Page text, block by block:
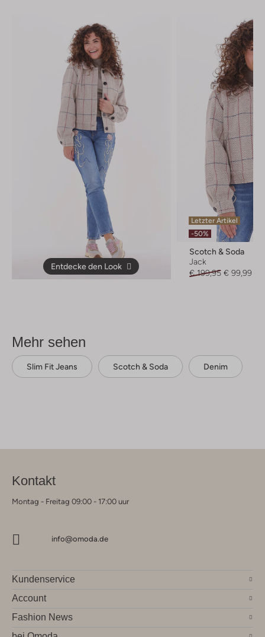
Entdecke den Look
Letzter Artikel
-50%
Scotch & Soda
Jack
€ 199,95 € 99,99
Mehr sehen
Slim Fit Jeans Scotch & Soda Denim
Kontakt
Montag - Freitag 09:00 - 17:00 uur
info@omoda.de
Kundenservice
Account
Fashion News